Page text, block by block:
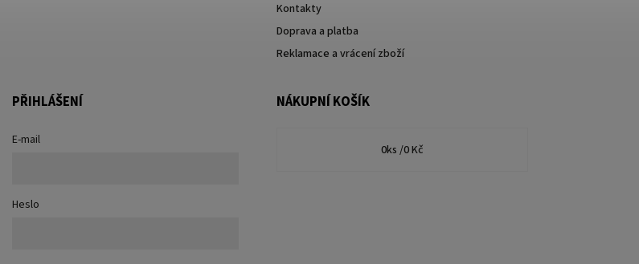
Kontakty
Doprava a platba
Reklamace a vrácení zboží
PŘIHLÁŠENÍ
E-mail
Heslo
NÁKUPNÍ KOŠÍK
0ks /0 Kč